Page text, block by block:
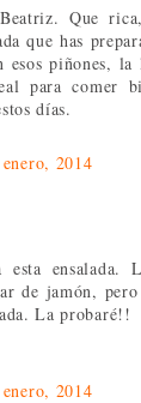
Que
que has
esos piñones,
para comer
días.
2014
esta ensalada.
de jamón,
La probaré!!
2014